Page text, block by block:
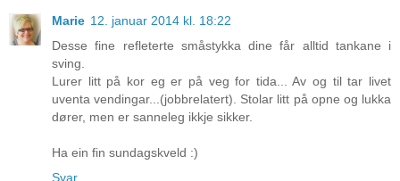
Marie 12. januar 2014 kl. 18:22
Desse fine refleterte småstykka dine får alltid tankane i
sving.
Lurer litt på kor eg er på veg for tida... Av og til tar livet
uventa vendingar...(jobbrelatert). Stolar litt på opne og lukka
dører, men er sanneleg ikkje sikker.
Ha ein fin sundagskveld :)
Svar